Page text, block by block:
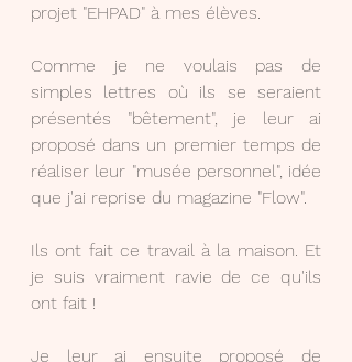
projet "EHPAD" à mes élèves.
Comme je ne voulais pas de
simples lettres où ils se seraient
présentés "bêtement", je leur ai
proposé dans un premier temps de
réaliser leur "musée personnel", idée
que j'ai reprise du magazine "Flow".
Ils ont fait ce travail à la maison. Et
je suis vraiment ravie de ce qu'ils
ont fait !
Je leur ai ensuite proposé de